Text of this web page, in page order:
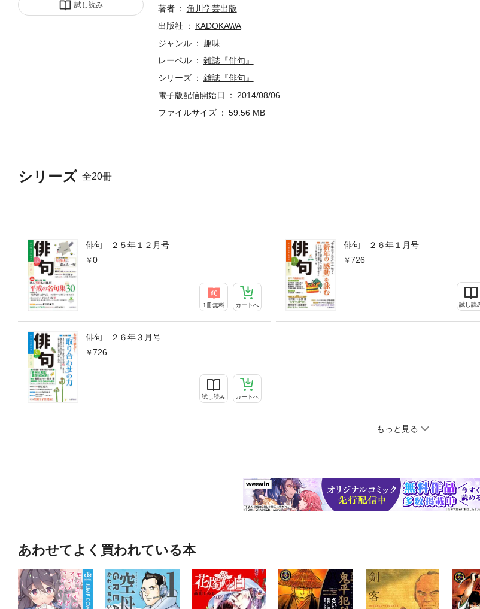
試し読み
シリーズ 全20冊
俳句 ２５年１２月号
0
1冊無料 カートへ
俳句 ２６年１月号
726
試し読
俳句 ２６年３月号
726
試し読み カートへ
もっと見る
子・鈴木貞雄／作品16句…山本洋子・中村和弘／新鋭俳人20句競詠…進藤剛至・三村
キ・添削用紙は付きません。あらかじめご了承ください。※電子版ではプレゼントの
著者
角川学芸出版
出版社
KADOKAWA
ジャンル
趣味
レーベル
雑誌『俳句』
シリーズ
雑誌『俳句』
電子版配信開始日
2014/08/06
ファイルサイズ
59.56 MB
あわせてよく買われている本